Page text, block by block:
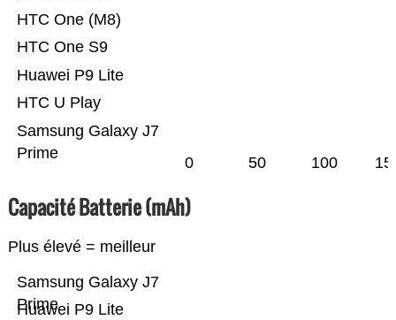
Samsung Galaxy J7
Prime
HTC U Play
Huawei P9 Lite
HTC One S9
HTC One (M8)
0 50 100
Capacité Batterie (mAh)
Plus élevé = meilleur
Huawei P9 Lite
Samsung Galaxy J7
Prime